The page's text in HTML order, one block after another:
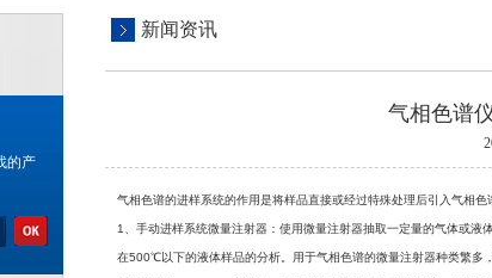
的产
新闻资讯
气相色谱
气相色谱的进样系统的作用是将样品直接或经过特殊处理后引入气相色
1 、手动进样系统微量注射器：使用微量注射器抽取一定量的气体或液
在500℃以下的液体样品的分析。用于气相色谱的微量注射器种类繁多